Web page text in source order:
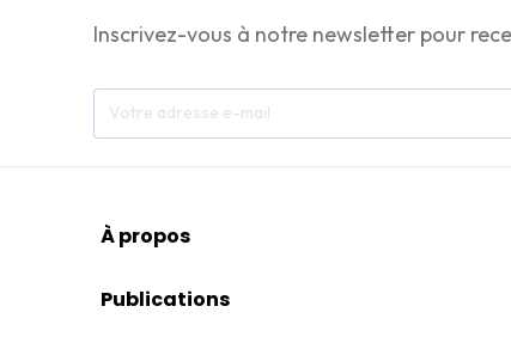
Inscrivez-vous à notre newsletter pour
À propos
Publications